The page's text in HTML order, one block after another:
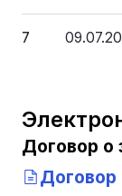
7
Договор о
Договор